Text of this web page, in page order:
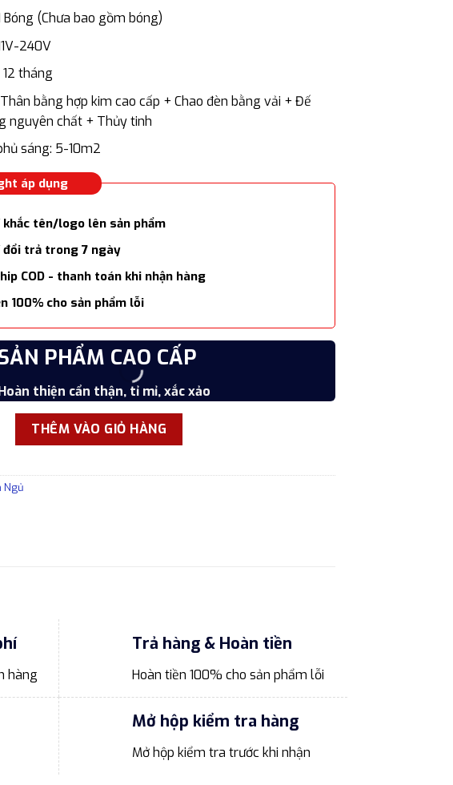
2.500.000 ₫.
Bóng (Chưa bao gồm bóng)
240V
12 tháng
bằng hợp kim cao cấp + Chao đèn bằng vải + Đế
nguyên chất + Thủy tinh
sáng: 5-10m2
áp dụng
khắc tên/logo lên sản phẩm
đổi trả trong 7 ngày
COD - thanh toán khi nhận hàng
100% cho sản phẩm lỗi
PHẨM CAO CẤP
thiện cẩn thận, tỉ mỉ, xắc xảo
cao cấp DNDB 006 phong cách Bắc - Âu số lượng
THÊM VÀO GIỎ HÀNG
Ngủ
hàng
Trả hàng & Hoàn tiền
Hoàn tiền 100% cho sản phẩm lỗi
Mở hộp kiểm tra hàng
Mở hộp kiểm tra trước khi nhận